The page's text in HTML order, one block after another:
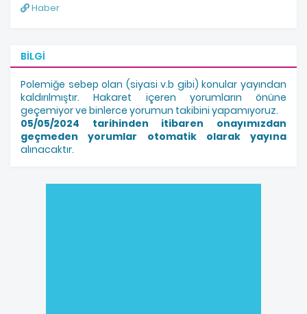
Haber
BILGI
Polemiğe sebep olan (siyasi v.b gibi) konular yayından
kaldırılmıştır. Hakaret içeren yorumların önüne
geçemiyor ve binlerce yorumun takibini yapamıyoruz.
05/05/2024 tarihinden itibaren onayımızdan
geçmeden yorumlar otomatik olarak yayına
alınacaktır.